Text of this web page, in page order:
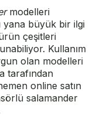
modelleri
yana büyük bir ilgi
çeşitleri
Kullanım
olan modelleri
tarafından
online satın
salamander